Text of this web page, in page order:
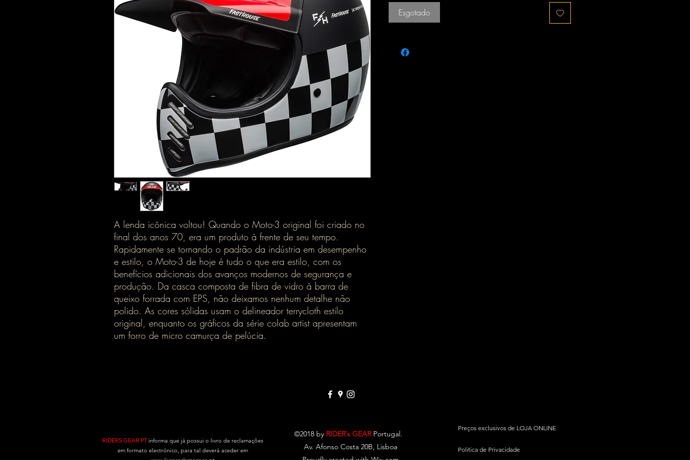
A lenda icônica voltou! Quando o Moto-3 original foi criado no
final dos anos 70, era um produto à frente de seu tempo.
Rapidamente se tornando o padrão da indústria em desempenho
e estilo, o Moto-3 de hoje é tudo o que era estilo, com os
benefícios adicionais dos avanços modernos de segurança e
produção. Da casca composta de fibra de vidro à barra de
queixo forrada com EPS, não deixamos nenhum detalhe não
polido. As cores sólidas usam o delineador terrycloth estilo
original, enquanto os gráficos da série colab artist apresentam
um forro de micro camurça de pelúcia.
Esgotado
©2018 by RIDER`s GEAR Portugal.
Av. Afonso Costa 20B, Lisboa
RIDERS GEAR PTinforma que já possui o livro de reclamações
em formato electrónico, para tal deverá aceder em
Preços exclusivos de LOJA ONLINE
Politica de Privacidade